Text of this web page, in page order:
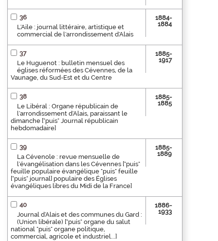
36
L'Aile : journal littéraire, artistique et
commercial de l'arrondissement d'Alais
1884-
1884
37
Le Huguenot : bulletin mensuel des
églises réformées des Cévennes, de la
Vaunage, du Sud-Est et du Centre
1885-
1917
38
Le Libéral : Organe républicain de
l'arrondissement d'Alais, paraissant le
dimanche ["puis" Journal républicain
hebdomadaire]
1885-
1885
39
La Cévenole : revue mensuelle de
l'évangélisation dans les Cévennes ["puis"
feuille populaire évangélique "puis" feuille
["puis" journal] populaire des Églises
évangéliques libres du Midi de la France]
1885-
1889
40
Journal d'Alais et des communes du Gard :
(Union libérale) ["puis" organe du salut
national "puis" organe politique,
commercial, agricole et industriel...]
1886-
1933